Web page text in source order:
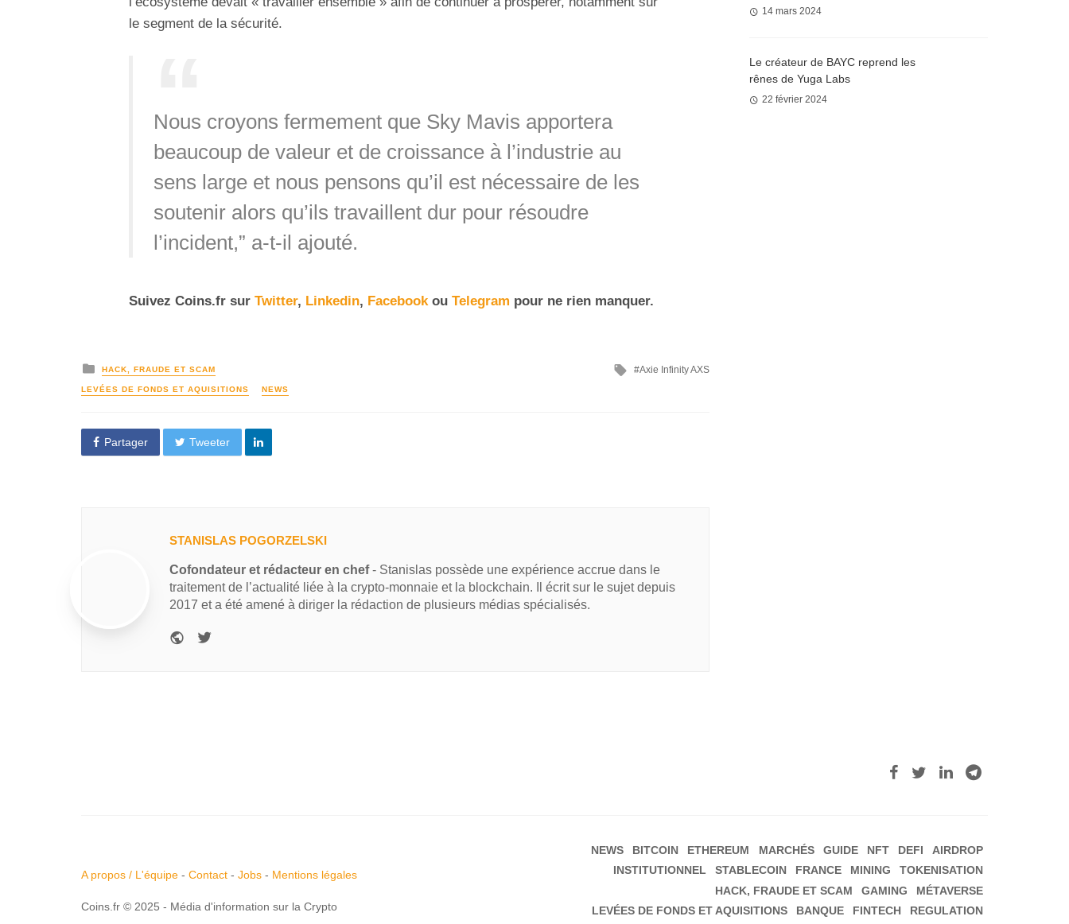
le segment de la sécurité.
Nous croyons fermement que Sky Mavis apportera
beaucoup de valeur et de croissance à l’industrie au
sens large et nous pensons qu’il est nécessaire de les
soutenir alors qu’ils travaillent dur pour résoudre
l’incident,” a-t-il ajouté.
Suivez Coins.fr sur Twitter, Linkedin, Facebook ou Telegram pour ne rien manquer.
HACK, FRAUDE ET SCAM
LEVÉES DE FONDS ET AQUISITIONS NEWS
Axie Infinity AXS
Partager Tweeter
STANISLAS POGORZELSKI
Cofondateur et rédacteur en chef- Stanislas possède une expérience accrue dans le
traitement de l’actualité liée à la crypto-monnaie et la blockchain. Il écrit sur le sujet depuis
2017 et a été amené à diriger la rédaction de plusieurs médias spécialisés.
14 mars 2024
Le créateur de BAYC reprend les
rênes de Yuga Labs
22 février 2024
A propos / L'équipe - Contact - Jobs - Mentions légales
Coins.fr © 2025 - Média d'information sur la Crypto
NEWS BITCOIN ETHEREUM MARCHÉS GUIDE NFT DEFI
AIRDROP
INSTITUTIONNEL
STABLECOIN FRANCE MINING
TOKENISATION
HACK, FRAUDE ET SCAM
GAMING
MÉTAVERSE
LEVÉES DE FONDS ET AQUISITIONS
BANQUE FINTECH REGULATION